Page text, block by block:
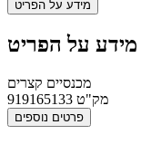
מידע על הפריט
מידע על הפריט
מכנסיים קצרים
מק"ט 919165133
פרטים נוספים